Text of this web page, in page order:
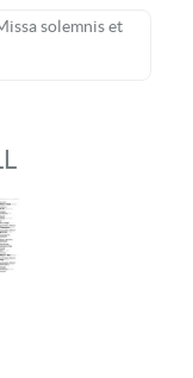
solemnis et